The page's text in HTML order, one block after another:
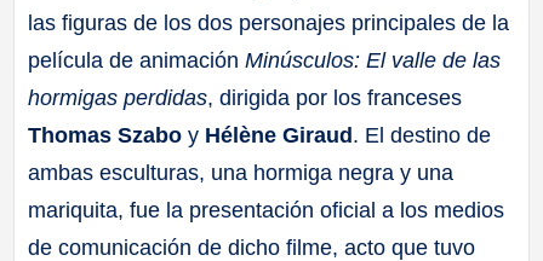
las figuras de los dos personajes principales de la
película de animaciónMinúsculos: El valle de las
hormigas perdidas, dirigida por los franceses
Thomas Szabo y Hélène Giraud. El destino de
ambas esculturas, una hormiga negra y una
mariquita, fue la presentación oficial a los medios
de comunicación de dicho filme, acto que tuvo